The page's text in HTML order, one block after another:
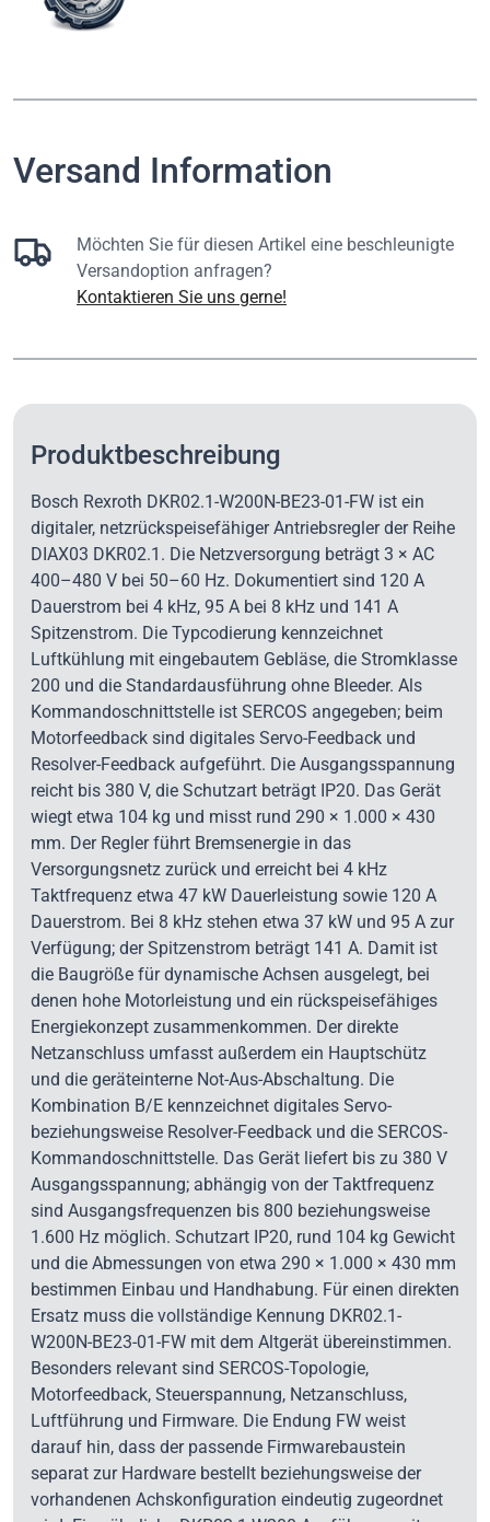
Versand Information
Möchten Sie für diesen Artikel eine beschleunigte
Versandoption anfragen?
Kontaktieren Sie uns gerne!
Produktbeschreibung
Bosch Rexroth DKR02.1-W200N-BE23-01-FW ist ein
digitaler, netzrückspeisefähiger Antriebsregler der Reihe
DIAX03 DKR02.1. Die Netzversorgung beträgt 3 × AC
400–480 V bei 50–60 Hz. Dokumentiert sind 120 A
Dauerstrom bei 4 kHz, 95 A bei 8 kHz und 141 A
Spitzenstrom. Die Typcodierung kennzeichnet
Luftkühlung mit eingebautem Gebläse, die Stromklasse
200 und die Standardausführung ohne Bleeder. Als
Kommandoschnittstelle ist SERCOS angegeben; beim
Motorfeedback sind digitales Servo-Feedback und
Resolver-Feedback aufgeführt. Die Ausgangsspannung
reicht bis 380 V, die Schutzart beträgt IP20. Das Gerät
wiegt etwa 104 kg und misst rund 290 × 1.000 × 430
mm. Der Regler führt Bremsenergie in das
Versorgungsnetz zurück und erreicht bei 4 kHz
Taktfrequenz etwa 47 kW Dauerleistung sowie 120 A
Dauerstrom. Bei 8 kHz stehen etwa 37 kW und 95 A zur
Verfügung; der Spitzenstrom beträgt 141 A. Damit ist
die Baugröße für dynamische Achsen ausgelegt, bei
denen hohe Motorleistung und ein rückspeisefähiges
Energiekonzept zusammenkommen. Der direkte
Netzanschluss umfasst außerdem ein Hauptschütz
und die geräteinterne Not-Aus-Abschaltung. Die
Kombination B/E kennzeichnet digitales Servo-
beziehungsweise Resolver-Feedback und die SERCOS-
Kommandoschnittstelle. Das Gerät liefert bis zu 380 V
Ausgangsspannung; abhängig von der Taktfrequenz
sind Ausgangsfrequenzen bis 800 beziehungsweise
1.600 Hz möglich. Schutzart IP20, rund 104 kg Gewicht
und die Abmessungen von etwa 290 × 1.000 × 430 mm
bestimmen Einbau und Handhabung. Für einen direkten
Ersatz muss die vollständige Kennung DKR02.1-
W200N-BE23-01-FW mit dem Altgerät übereinstimmen.
Besonders relevant sind SERCOS-Topologie,
Motorfeedback, Steuerspannung, Netzanschluss,
Luftführung und Firmware. Die Endung FW weist
darauf hin, dass der passende Firmwarebaustein
separat zur Hardware bestellt beziehungsweise der
vorhandenen Achskonfiguration eindeutig zugeordnet